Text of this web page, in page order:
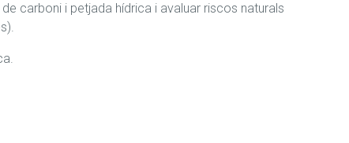
carboni i petjada hídrica i avaluar riscos naturals